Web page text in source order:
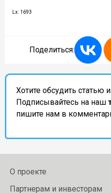
Lx: 1693
Поделиться:
Хотите обсудить статью
Подписывайтесь на наш
пишите нам в
О проекте
Партнерам и инвесторам